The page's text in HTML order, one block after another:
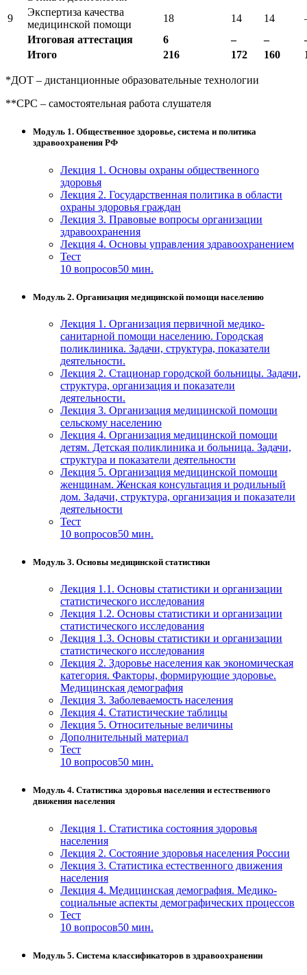
9
Экспертиза качества
медицинской помощи
18 14 14
Итоговая аттестация 6 – –
Итого 216 172 160
*ДОТ – дистанционные образовательные технологии
**СРС – самостоятельная работа слушателя
Модуль 1. Общественное здоровье, система и политика
здравоохранения РФ
Лекция 1. Основы охраны общественного
здоровья
Лекция 2. Государственная политика в области
охраны здоровья граждан
Лекция 3. Правовые вопросы организации
здравоохранения
Лекция 4. Основы управления здравоохранением
Тест
10 вопросов50 мин.
Модуль 2. Организация медицинской помощи населению
Лекция 1. Организация первичной медико-
санитарной помощи населению. Городская
поликлиника. Задачи, структура, показатели
деятельности.
Лекция 2. Стационар городской больницы. Задачи,
структура, организация и показатели
деятельности.
Лекция 3. Организация медицинской помощи
сельскому населению
Лекция 4. Организация медицинской помощи
детям. Детская поликлиника и больница. Задачи,
структура и показатели деятельности
Лекция 5. Организация медицинской помощи
женщинам. Женская консультация и родильный
дом. Задачи, структура, организация и показатели
деятельности
Тест
10 вопросов50 мин.
Модуль 3. Основы медицинской статистики
Лекция 1.1. Основы статистики и организации
статистического исследования
Лекция 1.2. Основы статистики и организации
статистического исследования
Лекция 1.3. Основы статистики и организации
статистического исследования
Лекция 2. Здоровье населения как экономическая
категория. Факторы, формирующие здоровье.
Медицинская демография
Лекция 3. Заболеваемость населения
Лекция 4. Статистические таблицы
Лекция 5. Относительные величины
Дополнительный материал
Тест
10 вопросов50 мин.
Модуль 4. Статистика здоровья населения и естественного
движения населения
Лекция 1. Статистика состояния здоровья
населения
Лекция 2. Состояние здоровья населения России
Лекция 3. Статистика естественного движения
населения
Лекция 4. Медицинская демография. Медико-
социальные аспекты демографических процессов
Тест
10 вопросов50 мин.
Модуль 5. Система классификаторов в здравоохранении